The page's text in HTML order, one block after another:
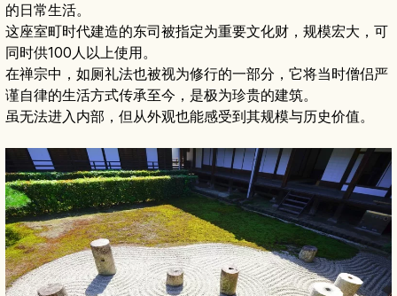
的日常生活。
这座室町时代建造的东司被指定为重要文化财，规模宏大，可
同时供100人以上使用。
在禅宗中，如厕礼法也被视为修行的一部分，它将当时僧侣严
谨自律的生活方式传承至今，是极为珍贵的建筑。
虽无法进入内部，但从外观也能感受到其规模与历史价值。